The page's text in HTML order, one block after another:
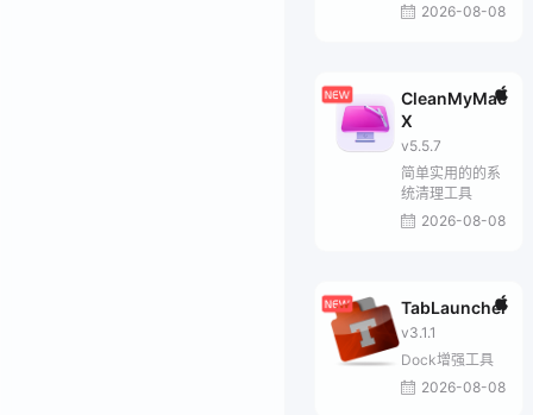
2026-08-08
CleanMyMac
X
v5.5.7
简单实用的的系
统清理工具
2026-08-08
TabLauncher
v3.1.1
Dock增强工具
2026-08-08